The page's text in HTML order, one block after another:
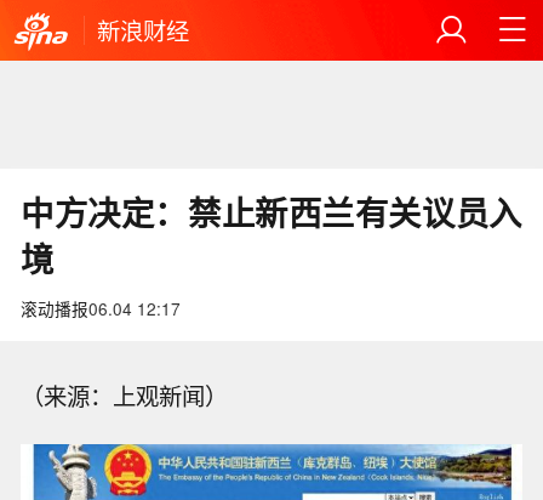
新浪财经
中方决定：禁止新西兰有关议员入
境
滚动播报06.04 12:17
（来源：上观新闻）